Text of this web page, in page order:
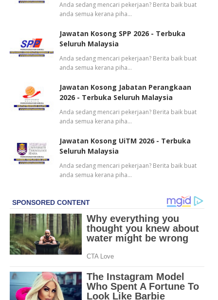
Anda sedang mencari pekerjaan? Berita baik buat
anda semua kerana piha…
Jawatan Kosong SPP 2026 - Terbuka
Seluruh Malaysia
Anda sedang mencari pekerjaan? Berita baik buat
anda semua kerana piha…
Jawatan Kosong Jabatan Perangkaan
2026 - Terbuka Seluruh Malaysia
Anda sedang mencari pekerjaan? Berita baik buat
anda semua kerana piha…
Jawatan Kosong UiTM 2026 - Terbuka
Seluruh Malaysia
Anda sedang mencari pekerjaan? Berita baik buat
anda semua kerana piha…